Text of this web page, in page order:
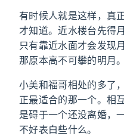
有时候人就是这样，真
才知道。近水楼台先得
只有靠近水面才会发现
那原本高不可攀的明月。
小美和福哥相处的多了
正最适合的那一个。相
是碍于一个还没离婚，
不好表白些什么。